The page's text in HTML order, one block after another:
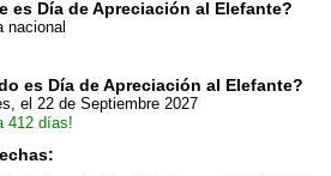
es Día de Apreciación al Elefante?
nacional
es Día de Apreciación al Elefante?
el 22 de Septiembre 2027
412 días!